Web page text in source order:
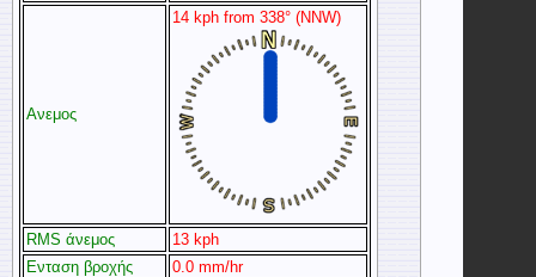
Ανεμος
14 kph from 338° (NNW)
RMS άνεμος
13 kph
Ενταση βροχής
0.0 mm/hr